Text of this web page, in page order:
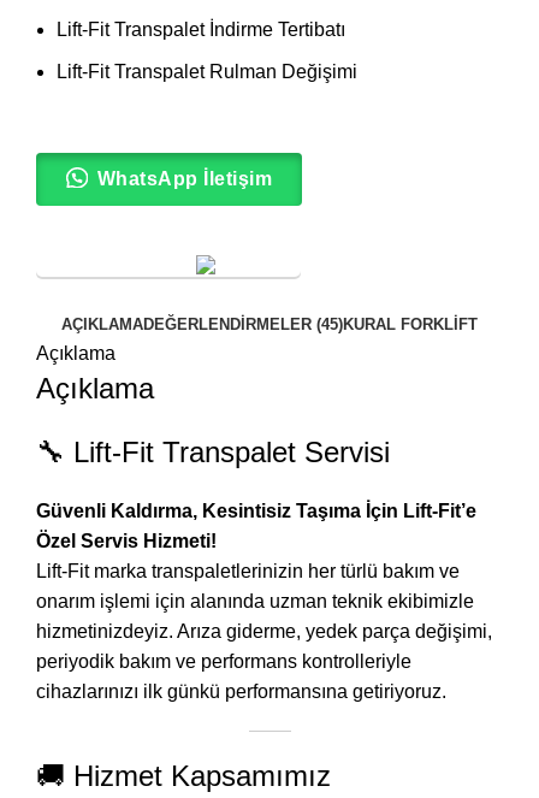
Lift-Fit Transpalet İndirme Tertibatı
Lift-Fit Transpalet Rulman Değişimi
WhatsApp İletişim
AÇIKLAMADEĞERLENDIRMELER (45)KURAL FORKLİFT
Açıklama
Açıklama
🔧 Lift-Fit Transpalet Servisi
Güvenli Kaldırma, Kesintisiz Taşıma İçin Lift-Fit’e
Özel Servis Hizmeti!
Lift-Fit marka transpaletlerinizin her türlü bakım ve
onarım işlemi için alanında uzman teknik ekibimizle
hizmetinizdeyiz. Arıza giderme, yedek parça değişimi,
periyodik bakım ve performans kontrolleriyle
cihazlarınızı ilk günkü performansına getiriyoruz.
🚚 Hizmet Kapsamımız